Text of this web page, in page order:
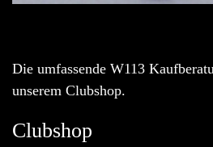
Die umfassende W113
unserem Clubshop.
Clubshop